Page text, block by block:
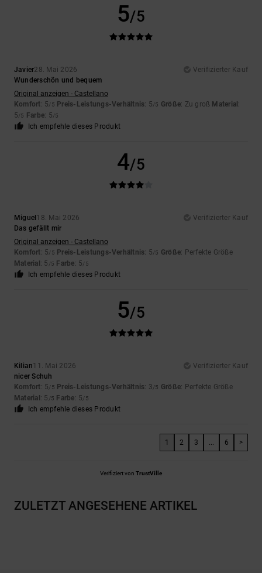
5/5
Javier28. Mai 2026
Verifizierter Kauf
Wunderschön und bequem
Original anzeigen - Castellano
Komfort: 5/5 Preis-Leistungs-Verhältnis: 5/5 Größe: Zu groß Material :
5/5 Farbe: 5/5
Ich empfehle dieses Produkt
4/5
Miguel 18. Mai 2026
Verifizierter Kauf
Das gefällt mir
Original anzeigen - Castellano
Komfort: 5/5 Preis-Leistungs-Verhältnis: 5/5 Größe: Perfekte Größe
Material : 5 /5 Farbe: 5/5
Ich empfehle dieses Produkt
5/5
Kilian11. Mai 2026
Verifizierter Kauf
nicer Schuh
Komfort: 5/5 Preis-Leistungs-Verhältnis: 3/5 Größe: Perfekte Größe
Material : 5 /5 Farbe: 5/5
Ich empfehle dieses Produkt
1 2 3 ... 6 >
Verifiziert von TrustVille
ZULETZT ANGESEHENE ARTIKEL